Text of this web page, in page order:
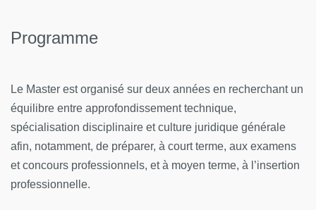
Programme
Le Master est organisé sur deux années en recherchant un
équilibre entre approfondissement technique,
spécialisation disciplinaire et culture juridique générale
afin, notamment, de préparer, à court terme, aux examens
et concours professionnels, et à moyen terme, à l’insertion
professionnelle.